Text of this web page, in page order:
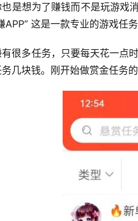
是想为了赚钱而不是玩游戏
APP” 这是一款专业的游戏任
很多任务，只要每天花一点
几块钱。刚开始做赏金任务